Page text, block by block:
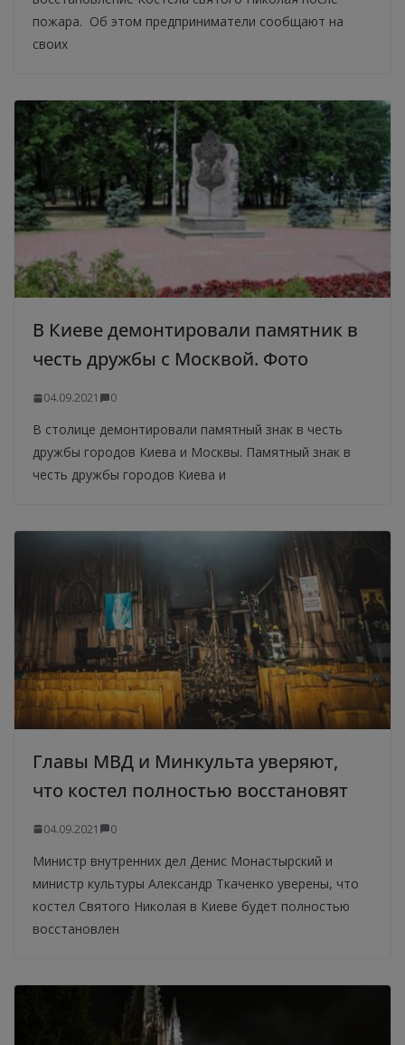
пожара. Об этом предприниматели сообщают на
своих
В Киеве демонтировали памятник в
честь дружбы с Москвой. Фото
04.09.2021 0
В столице демонтировали памятный знак в честь
дружбы городов Киева и Москвы. Памятный знак в
честь дружбы городов Киева и
Главы МВД и Минкульта уверяют,
что костел полностью восстановят
04.09.2021 0
Министр внутренних дел Денис Монастырский и
министр культуры Александр Ткаченко уверены, что
костел Святого Николая в Киеве будет полностью
восстановлен